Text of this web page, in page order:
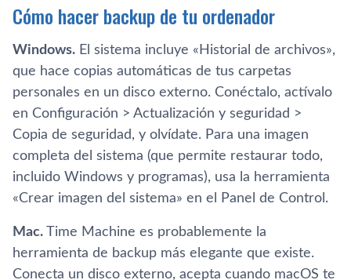
Cómo hacer backup de tu ordenador
Windows. El sistema incluye «Historial de archivos»,
que hace copias automáticas de tus carpetas
personales en un disco externo. Conéctalo, actívalo
en Configuración > Actualización y seguridad >
Copia de seguridad, y olvídate. Para una imagen
completa del sistema (que permite restaurar todo,
incluido Windows y programas), usa la herramienta
«Crear imagen del sistema» en el Panel de Control.
Mac. Time Machine es probablemente la
herramienta de backup más elegante que existe.
Conecta un disco externo, acepta cuando macOS te